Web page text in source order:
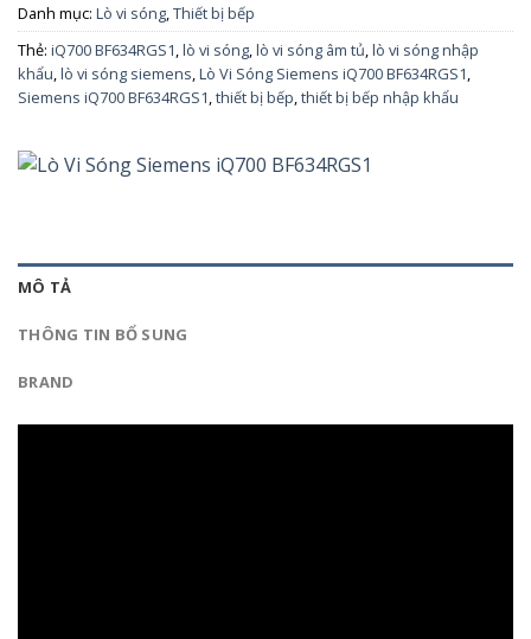
Danh mục: Lò vi sóng,Thiết bị bếp
Thẻ: iQ700 BF634RGS1,lò vi sóng,lò vi sóng âm tủ,lò vi sóng nhập
khẩu,lò vi sóng siemens,Lò Vi Sóng Siemens iQ700 BF634RGS1,
Siemens iQ700 BF634RGS1,thiết bị bếp,thiết bị bếp nhập khẩu
MÔ TẢ
THÔNG TIN BỔ SUNG
BRAND